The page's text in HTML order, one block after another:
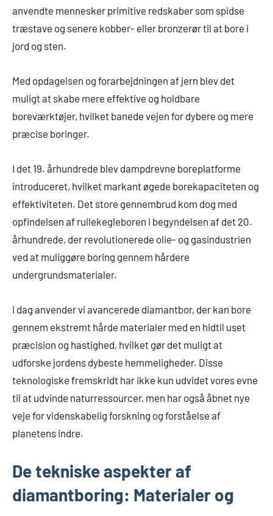
anvendte mennesker primitive redskaber som spidse
træstave og senere kobber- eller bronzerør til at bore i
jord og sten.
Med opdagelsen og forarbejdningen af jern blev det
muligt at skabe mere effektive og holdbare
boreværktøjer, hvilket banede vejen for dybere og mere
præcise boringer.
I det 19. århundrede blev dampdrevne boreplatforme
introduceret, hvilket markant øgede borekapaciteten og
effektiviteten. Det store gennembrud kom dog med
opfindelsen af rullekegleboren i begyndelsen af det 20.
århundrede, der revolutionerede olie- og gasindustrien
ved at muliggøre boring gennem hårdere
undergrundsmaterialer.
I dag anvender vi avancerede diamantbor, der kan bore
gennem ekstremt hårde materialer med en hidtil uset
præcision og hastighed, hvilket gør det muligt at
udforske jordens dybeste hemmeligheder. Disse
teknologiske fremskridt har ikke kun udvidet vores evne
til at udvinde naturressourcer, men har også åbnet nye
veje for videnskabelig forskning og forståelse af
planetens indre.
De tekniske aspekter af
diamantboring: Materialer og